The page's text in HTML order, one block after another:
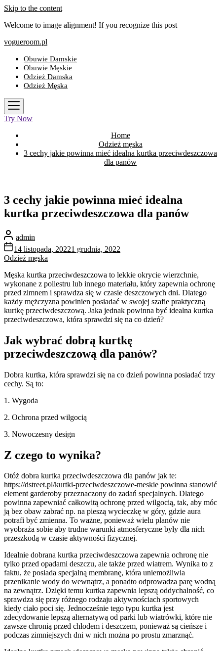
Skip to the content
Welcome to image alignment! If you recognize this post
vogueroom.pl
Obuwie Damskie
Obuwie Męskie
Odzież Damska
Odzież Męska
Try Now
Home
Odzież męska
3 cechy jakie powinna mieć idealna kurtka przeciwdeszczowa
dla panów
3 cechy jakie powinna mieć idealna
kurtka przeciwdeszczowa dla panów
admin
14 listopada, 20221 grudnia, 2022
Odzież męska
Męska kurtka przeciwdeszczowa to lekkie okrycie wierzchnie,
wykonane z poliestru lub innego materiału, który zapewnia ochronę
przed zimnem i sprawdza się w czasie deszczowych dni. Dlatego
każdy mężczyzna powinien posiadać w swojej szafie praktyczną
kurtkę przeciwdeszczową. Jaka jednak powinna być idealna kurtka
przeciwdeszczowa, która sprawdzi się na co dzień?
Jak wybrać dobrą kurtkę
przeciwdeszczową dla panów?
Dobra kurtka, która sprawdzi się na co dzień powinna posiadać trzy
cechy. Są to:
1. Wygoda
2. Ochrona przed wilgocią
3. Nowoczesny design
Z czego to wynika?
Otóż dobra kurtka przeciwdeszczowa dla panów jak te:
https://dstreet.pl/kurtki-przeciwdeszczowe-meskie powinna stanowić
element garderoby przeznaczony do zadań specjalnych. Dlatego
powinna zapewniać całkowitą ochronę przed wilgocią, tak, aby móc
ją bez obaw zabrać np. na pieszą wycieczkę w góry, gdzie aura
potrafi być zmienna. To ważne, ponieważ wielu planów nie
wyobraża sobie aby trudne warunki atmosferyczne były dla nich
przeszkodą w czasie aktywności fizycznej.
Idealnie dobrana kurtka przeciwdeszczowa zapewnia ochronę nie
tylko przed opadami deszczu, ale także przed wiatrem. Wynika to z
faktu, że posiada specjalną membranę, która uniemożliwia
przenikanie wody do wewnątrz, a ponadto odprowadza parę wodną
na zewnątrz. Dzięki temu kurtka zapewnia lepszą oddychalność, co
sprawdza się przy różnego rodzaju aktywnościach sportowych
kiedy ciało poci się. Jednocześnie tego typu kurtka jest
zdecydowanie lepszą alternatywą od parki lub wiatrówki, które nie
zawsze chronią przed chłodem i deszczem, ponieważ są cieńsze i
podczas zimniejszych dni w nich można po prostu zmarznąć.